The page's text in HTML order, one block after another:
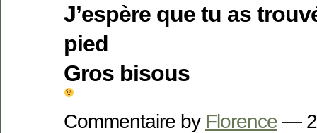
J’espère que tu as
pied
Gros bisous
Commentaire by Florence —